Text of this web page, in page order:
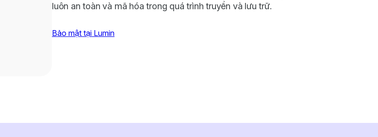
luôn an toàn và mã hóa trong quá trình truyền và lưu trữ.
Bảo mật tại Lumin